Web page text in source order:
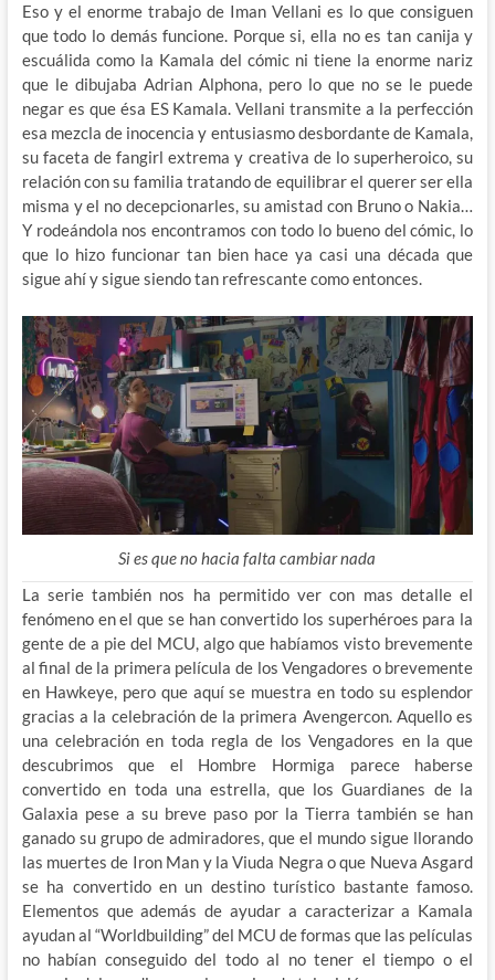
Eso y el enorme trabajo de Iman Vellani es lo que consiguen
que todo lo demás funcione. Porque si, ella no es tan canija y
escuálida como la Kamala del cómic ni tiene la enorme nariz
que le dibujaba Adrian Alphona, pero lo que no se le puede
negar es que ésa ES Kamala. Vellani transmite a la perfección
esa mezcla de inocencia y entusiasmo desbordante de Kamala,
su faceta de fangirl extrema y creativa de lo superheroico, su
relación con su familia tratando de equilibrar el querer ser ella
misma y el no decepcionarles, su amistad con Bruno o Nakia…
Y rodeándola nos encontramos con todo lo bueno del cómic, lo
que lo hizo funcionar tan bien hace ya casi una década que
sigue ahí y sigue siendo tan refrescante como entonces.
Si es que no hacia falta cambiar nada
La serie también nos ha permitido ver con mas detalle el
fenómeno en el que se han convertido los superhéroes para la
gente de a pie del MCU, algo que habíamos visto brevemente
al final de la primera película de los Vengadores o brevemente
en Hawkeye, pero que aquí se muestra en todo su esplendor
gracias a la celebración de la primera Avengercon. Aquello es
una celebración en toda regla de los Vengadores en la que
descubrimos que el Hombre Hormiga parece haberse
convertido en toda una estrella, que los Guardianes de la
Galaxia pese a su breve paso por la Tierra también se han
ganado su grupo de admiradores, que el mundo sigue llorando
las muertes de Iron Man y la Viuda Negra o que Nueva Asgard
se ha convertido en un destino turístico bastante famoso.
Elementos que además de ayudar a caracterizar a Kamala
ayudan al “Worldbuilding” del MCU de formas que las películas
no habían conseguido del todo al no tener el tiempo o el